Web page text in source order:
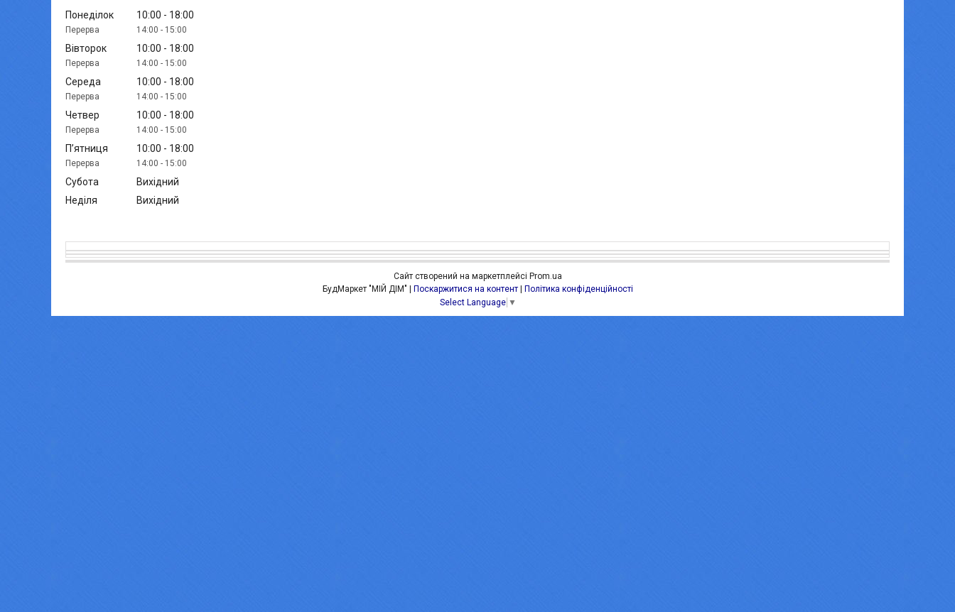
Понеділок 10:00 18:00
14:00 15:00
Вівторок 10:00 18:00
14:00 15:00
Середа 10:00 18:00
14:00 15:00
Четвер 10:00 18:00
14:00 15:00
Пʼятниця 10:00 18:00
14:00 15:00
Субота
Вихідний
Неділя
Вихідний
Сайт створений на маркетплейсі Prom.ua
Поскаржитися на контент
Політика конфіденційності
Select Language ▼